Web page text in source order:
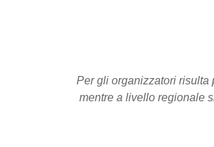
Per gli organizzatori risulta
mentre a livello regionale